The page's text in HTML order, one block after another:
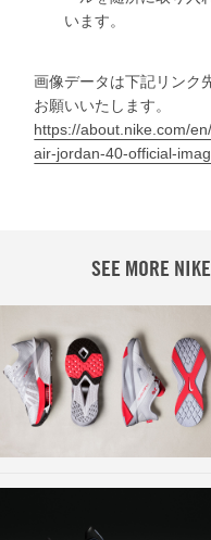
います。
画像データは下記リンク
お願いいたします。
https://about.nike.com/
air-jordan-40-official-
SEE MORE